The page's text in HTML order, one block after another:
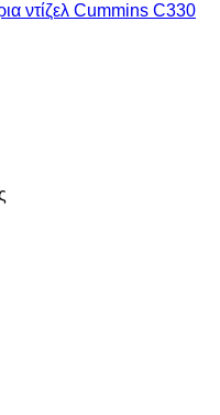
ντίζελ Cummins C330